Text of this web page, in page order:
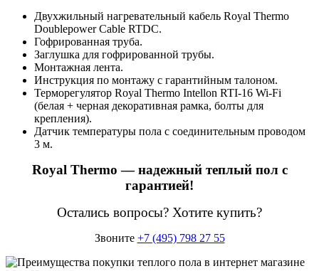
Двухжильный нагревательный кабель Royal Thermo
Doublepower Cable RTDC.
Гофрированная труба.
Заглушка для гофрированной трубы.
Монтажная лента.
Инструкция по монтажу с гарантийным талоном.
Терморегулятор Royal Thermo Intellon RTI-16 Wi-Fi
(белая + черная декоративная рамка, болты для
крепления).
Датчик температуры пола с соединительным проводом
3 м.
Royal Thermo — надежный теплый пол с
гарантией!
Остались вопросы? Хотите купить?
Звоните +7 (495) 798 27 55